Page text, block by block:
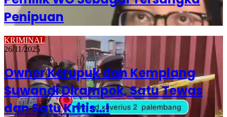
Penipuan
KRIMINAL
26/11/2025
Owner Kerupuk dan Kemplang
Suwandi Dirampok, Satu Tewas
dan Satu Kritis…!